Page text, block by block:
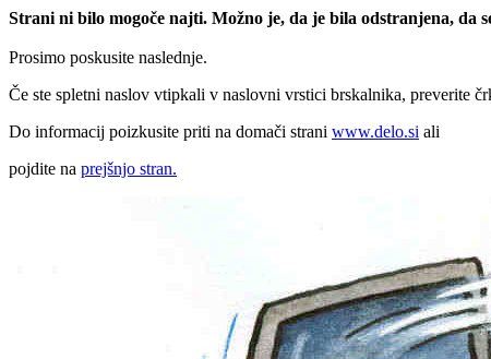
Strani ni bilo mogoče najti. Možno je, da je bila odstranjena, da
Prosimo poskusite naslednje.
Če ste spletni naslov vtipkali v naslovni vrstici brskalnika, preverite
Do informacij poizkusite priti na domači strani www.delo.si ali
pojdite na prejšnjo stran.